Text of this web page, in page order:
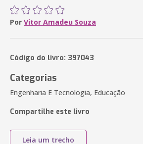
Por Vitor Amadeu Souza
Código do livro: 397043
Categorias
Engenharia E Tecnologia, Educação
Compartilhe este livro
Leia um trecho